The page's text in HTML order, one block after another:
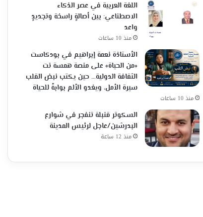
اللغة العربية في عصر الذكاء
الاصطناعي: بين أصالةٍ راسخة وتجديدٍ
واعد
منذ 10 ساعات
الأستاذة نعمة إبراهيم في بودكاست
«من الحياة» على منصة همسة نت
الثقافة الدولية… حين يكتب نبض القلب
سيرة الأمل، ويغدو الألم بوابةً للحياة
منذ 10 ساعات
السكوتر قنبلة تنفجر في شوارع
البدرشين/عاجل لرئيس المدينة
منذ 12 ساعة